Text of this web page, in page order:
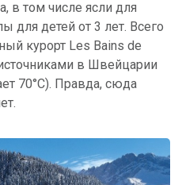
в том числе ясли для
для детей от 3 лет. Всего
курорт Les Bains de
в Швейцарии
70°C). Правда, сюда